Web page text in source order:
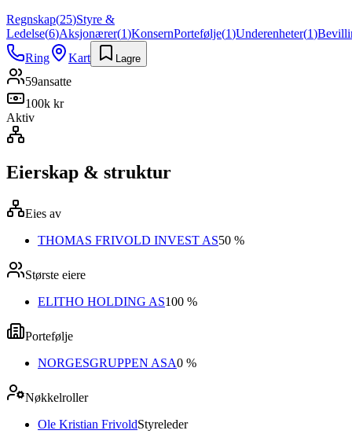
Regnskap(25)Styre &
Ledelse(6)Aksjonærer(1)KonsernPortefølje(1)Underenheter(1)
Ring
Kart Lagre
59ansatte
100k kr
Aktiv
Eierskap & struktur
Eies av
THOMAS FRIVOLD INVEST AS50 %
Største eiere
ELITHO HOLDING AS100 %
Portefølje
NORGESGRUPPEN ASA0 %
Nøkkelroller
Ole Kristian FrivoldStyreleder